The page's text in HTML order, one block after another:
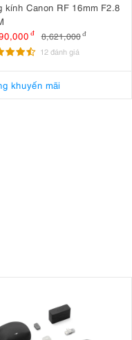
kính Canon RF 16mm F2.8
đ 8,621,000 đ
12 đánh giá
khuyến mãi